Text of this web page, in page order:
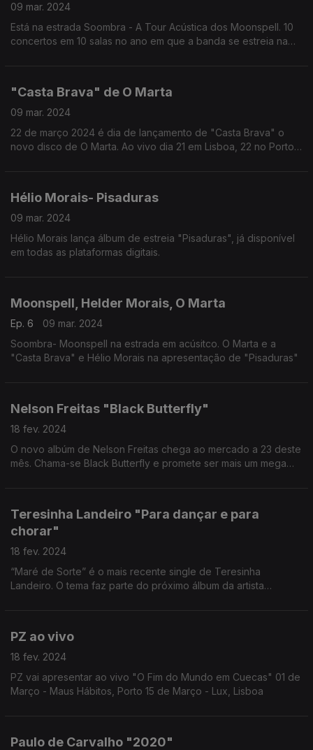
09 mar. 2024
Está na estrada Soombra - A Tour Acústica dos Moonspell. 10
concertos em 10 salas no ano em que a banda se estreia na
"Casta Brava" de O Marta
09 mar. 2024
22 de março 2024 é dia de lançamento de "Casta Brava" o
novo disco de O Marta. Ao vivo dia 21 em Lisboa, 22 no Porto
Hélio Morais- Pisaduras
09 mar. 2024
Hélio Morais lança álbum de estreia "Pisaduras", já disponível
em todas as plataformas digitais.
Moonspell, Helder Morais, O Marta
Ep. 6
09 mar. 2024
Soombra- Moonspell na estrada em acúsitco. O Marta e a
"Casta Brava" e Hélio Morais na apresentação de "Pisaduras"
Nelson Freitas "Black Butterfly"
18 fev. 2024
O novo albúm de Nelson Freitas chega ao mercado a 23 deste
mês. Chama-se Black Butterfly e promete ser mais um mega
Teresinha Landeiro "Para dançar e para
chorar"
18 fev. 2024
“Maré de Sorte” é o mais recente single de Teresinha
Landeiro. O tema faz parte do próximo álbum da artista
PZ ao vivo
18 fev. 2024
PZ vai apresentar ao vivo "O Fim do Mundo em Cuecas" 01 de
Março - Maus Hábitos, Porto 15 de Março - Lux, Lisboa
Paulo de Carvalho "2020"